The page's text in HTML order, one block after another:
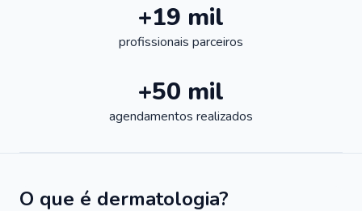
+19 mil
profissionais parceiros
+50 mil
agendamentos realizados
O que é dermatologia?